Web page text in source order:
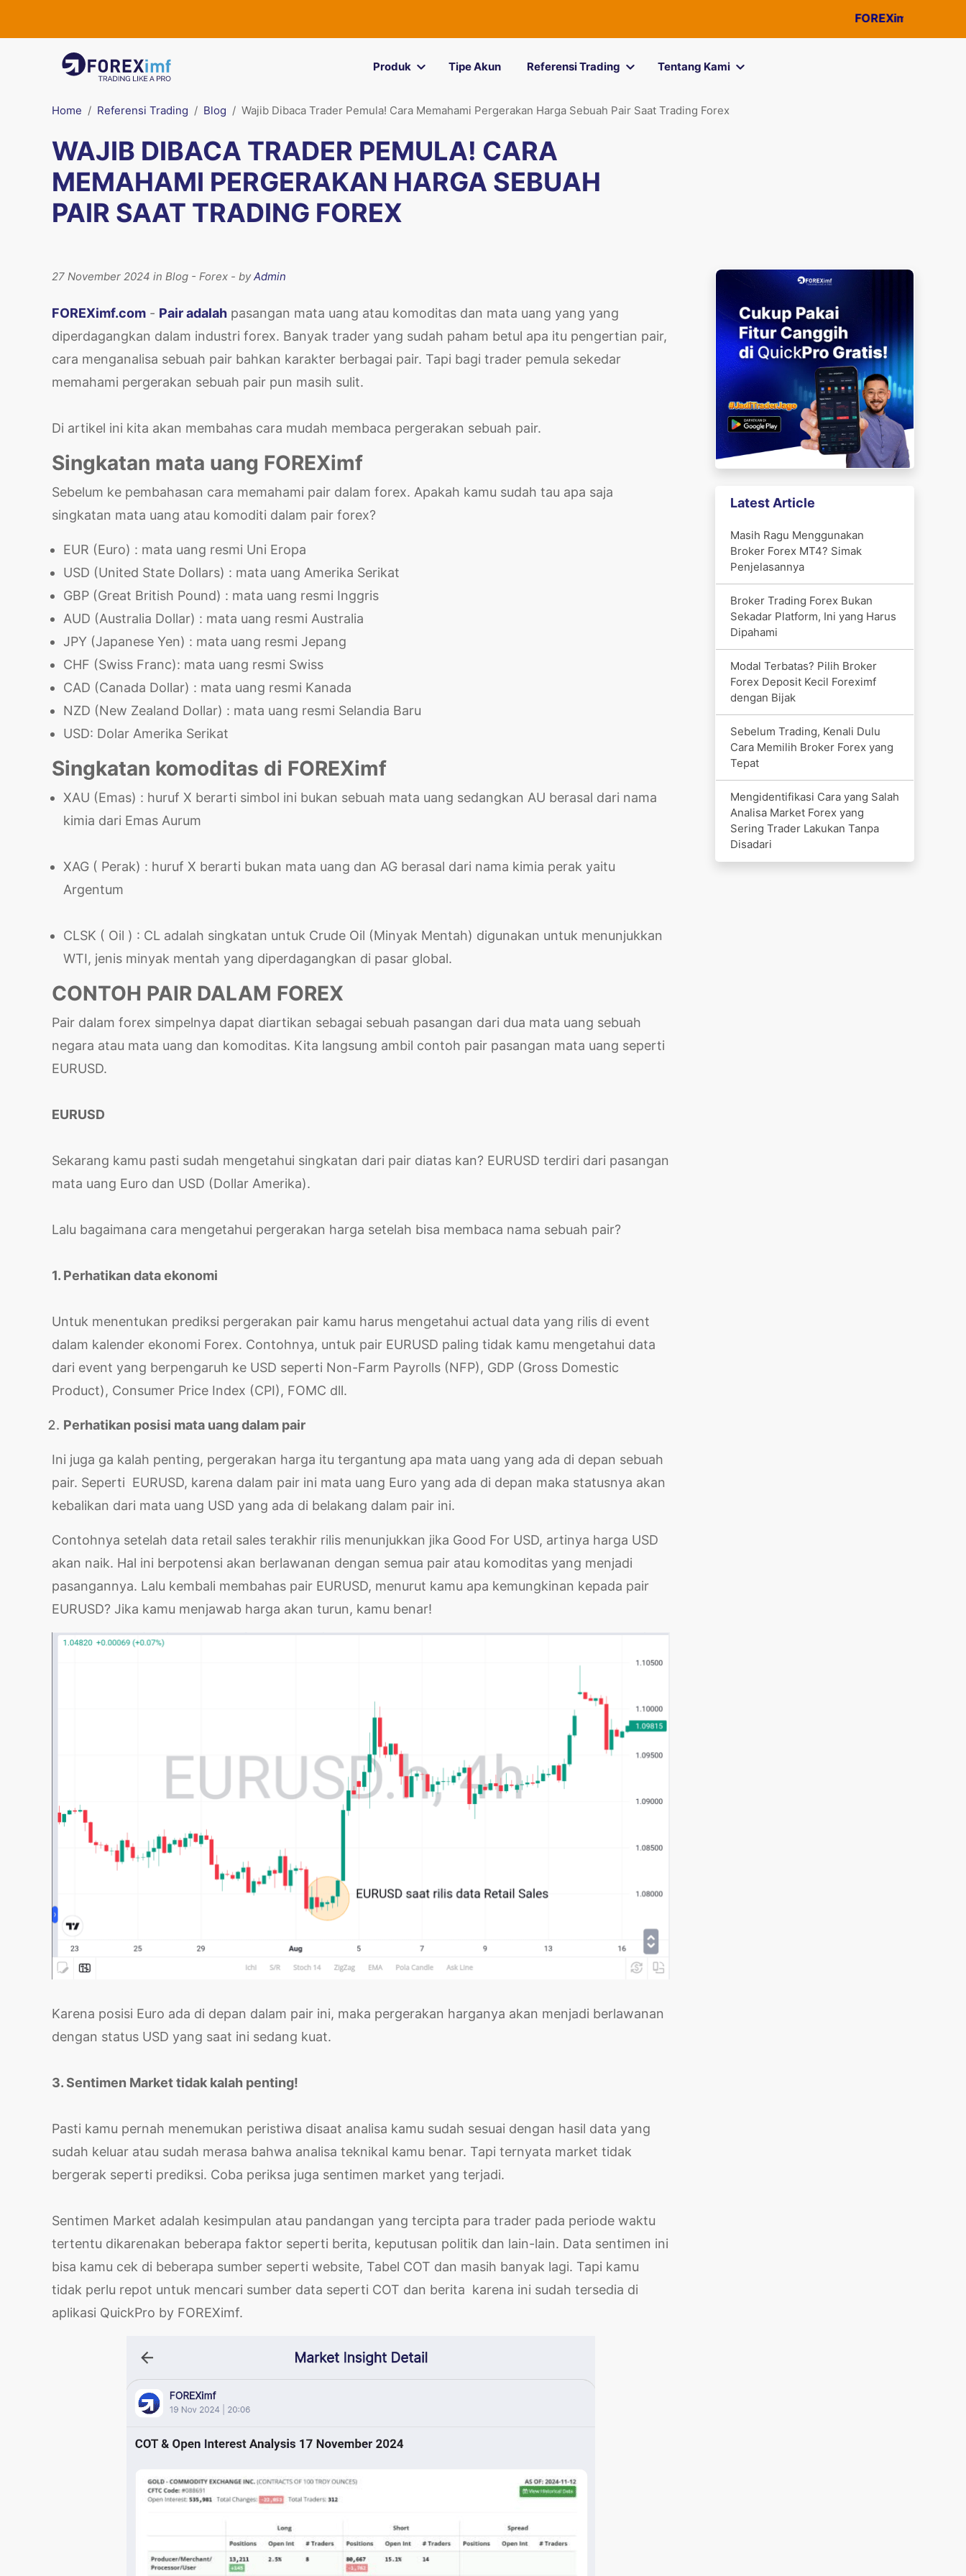
FOREXimfkini menjadi
Produk Tipe Akun Referensi Trading Tentang Kami
Home Referensi Trading Blog Wajib Dibaca Trader Pemula! Cara Memahami Pergerakan Harga Sebuah Pair Saat Trading Forex
WAJIB DIBACA TRADER PEMULA! CARA
MEMAHAMI PERGERAKAN HARGA SEBUAH
PAIR SAAT TRADING FOREX
27 November 2024 in Blog - Forex - byAdmin
FOREXimf.com - Pair adalah pasangan mata uang atau komoditas dan mata uang yang yang
diperdagangkan dalam industri forex. Banyak trader yang sudah paham betul apa itu pengertian pair,
cara menganalisa sebuah pair bahkan karakter berbagai pair. Tapi bagi trader pemula sekedar
memahami pergerakan sebuah pair pun masih sulit.
Di artikel ini kita akan membahas cara mudah membaca pergerakan sebuah pair.
Singkatan mata uang FOREXimf
Sebelum ke pembahasan cara memahami pair dalam forex. Apakah kamu sudah tau apa saja
singkatan mata uang atau komoditi dalam pair forex?
EUR (Euro) : mata uang resmi Uni Eropa
USD (United State Dollars) : mata uang Amerika Serikat
GBP (Great British Pound) : mata uang resmi Inggris
AUD (Australia Dollar) : mata uang resmi Australia
JPY (Japanese Yen) : mata uang resmi Jepang
CHF (Swiss Franc): mata uang resmi Swiss
CAD (Canada Dollar) : mata uang resmi Kanada
NZD (New Zealand Dollar) : mata uang resmi Selandia Baru
USD: Dolar Amerika Serikat
Singkatan komoditas di FOREXimf
XAU (Emas) : huruf X berarti simbol ini bukan sebuah mata uang sedangkan AU berasal dari nama
kimia dari Emas Aurum
XAG ( Perak) : huruf X berarti bukan mata uang dan AG berasal dari nama kimia perak yaitu
Argentum
CLSK ( Oil ) : CL adalah singkatan untuk Crude Oil (Minyak Mentah) digunakan untuk menunjukkan
WTI, jenis minyak mentah yang diperdagangkan di pasar global.
CONTOH PAIR DALAM FOREX
Pair dalam forex simpelnya dapat diartikan sebagai sebuah pasangan dari dua mata uang sebuah
negara atau mata uang dan komoditas. Kita langsung ambil contoh pair pasangan mata uang seperti
EURUSD.
EURUSD
Sekarang kamu pasti sudah mengetahui singkatan dari pair diatas kan? EURUSD terdiri dari pasangan
mata uang Euro dan USD (Dollar Amerika).
Lalu bagaimana cara mengetahui pergerakan harga setelah bisa membaca nama sebuah pair?
1. Perhatikan data ekonomi
Untuk menentukan prediksi pergerakan pair kamu harus mengetahui actual data yang rilis di event
dalam kalender ekonomi Forex. Contohnya, untuk pair EURUSD paling tidak kamu mengetahui data
dari event yang berpengaruh ke USD seperti Non-Farm Payrolls (NFP), GDP (Gross Domestic
Product), Consumer Price Index (CPI), FOMC dll.
Perhatikan posisi mata uang dalam pair
Ini juga ga kalah penting, pergerakan harga itu tergantung apa mata uang yang ada di depan sebuah
pair. Seperti EURUSD, karena dalam pair ini mata uang Euro yang ada di depan maka statusnya akan
kebalikan dari mata uang USD yang ada di belakang dalam pair ini.
Contohnya setelah data retail sales terakhir rilis menunjukkan jika Good For USD, artinya harga USD
akan naik. Hal ini berpotensi akan berlawanan dengan semua pair atau komoditas yang menjadi
pasangannya. Lalu kembali membahas pair EURUSD, menurut kamu apa kemungkinan kepada pair
EURUSD? Jika kamu menjawab harga akan turun, kamu benar!
Karena posisi Euro ada di depan dalam pair ini, maka pergerakan harganya akan menjadi berlawanan
dengan status USD yang saat ini sedang kuat.
3. Sentimen Market tidak kalah penting!
Pasti kamu pernah menemukan peristiwa disaat analisa kamu sudah sesuai dengan hasil data yang
sudah keluar atau sudah merasa bahwa analisa teknikal kamu benar. Tapi ternyata market tidak
bergerak seperti prediksi. Coba periksa juga sentimen market yang terjadi.
Sentimen Market adalah kesimpulan atau pandangan yang tercipta para trader pada periode waktu
tertentu dikarenakan beberapa faktor seperti berita, keputusan politik dan lain-lain. Data sentimen ini
bisa kamu cek di beberapa sumber seperti website, Tabel COT dan masih banyak lagi. Tapi kamu
tidak perlu repot untuk mencari sumber data seperti COT dan berita karena ini sudah tersedia di
aplikasi QuickPro by FOREXimf.
Latest Article
Masih Ragu Menggunakan
Broker Forex MT4? Simak
Penjelasannya
Broker Trading Forex Bukan
Sekadar Platform, Ini yang Harus
Dipahami
Modal Terbatas? Pilih Broker
Forex Deposit Kecil Foreximf
dengan Bijak
Sebelum Trading, Kenali Dulu
Cara Memilih Broker Forex yang
Tepat
Mengidentifikasi Cara yang Salah
Analisa Market Forex yang
Sering Trader Lakukan Tanpa
Disadari